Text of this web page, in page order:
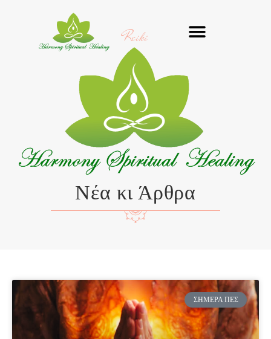
Reiki
Νέα κι Άρθρα
ΣΉΜΕΡΑ ΠΕΣ